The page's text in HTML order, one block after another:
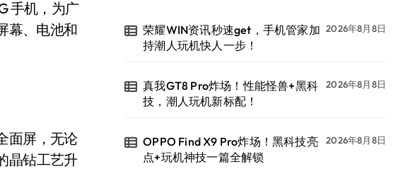
幕、电池和
面屏，无论
晶钻工艺升
荣耀WIN资讯秒速get，手机管家加
持潮人玩机快人一步！
2026年8月8日
真我GT8 Pro炸场！性能怪兽+黑科
技，潮人玩机新标配！
2026年8月8日
OPPO Find X9 Pro炸场！黑科技亮
点+玩机神技一篇全解锁
2026年8月8日